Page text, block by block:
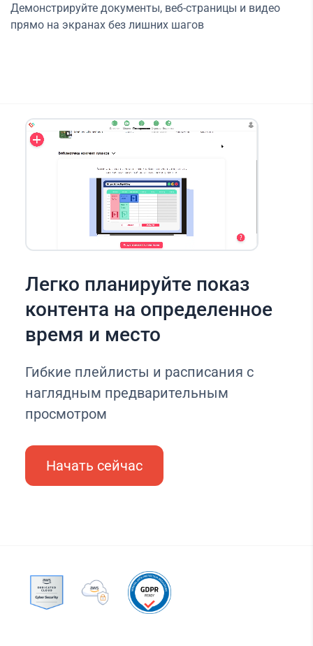
Демонстрируйте документы, веб-страницы и видео
прямо на экранах без лишних шагов
Легко планируйте показ
контента на определенное
время и место
Гибкие плейлисты и расписания с
наглядным предварительным
просмотром
Начать сейчас